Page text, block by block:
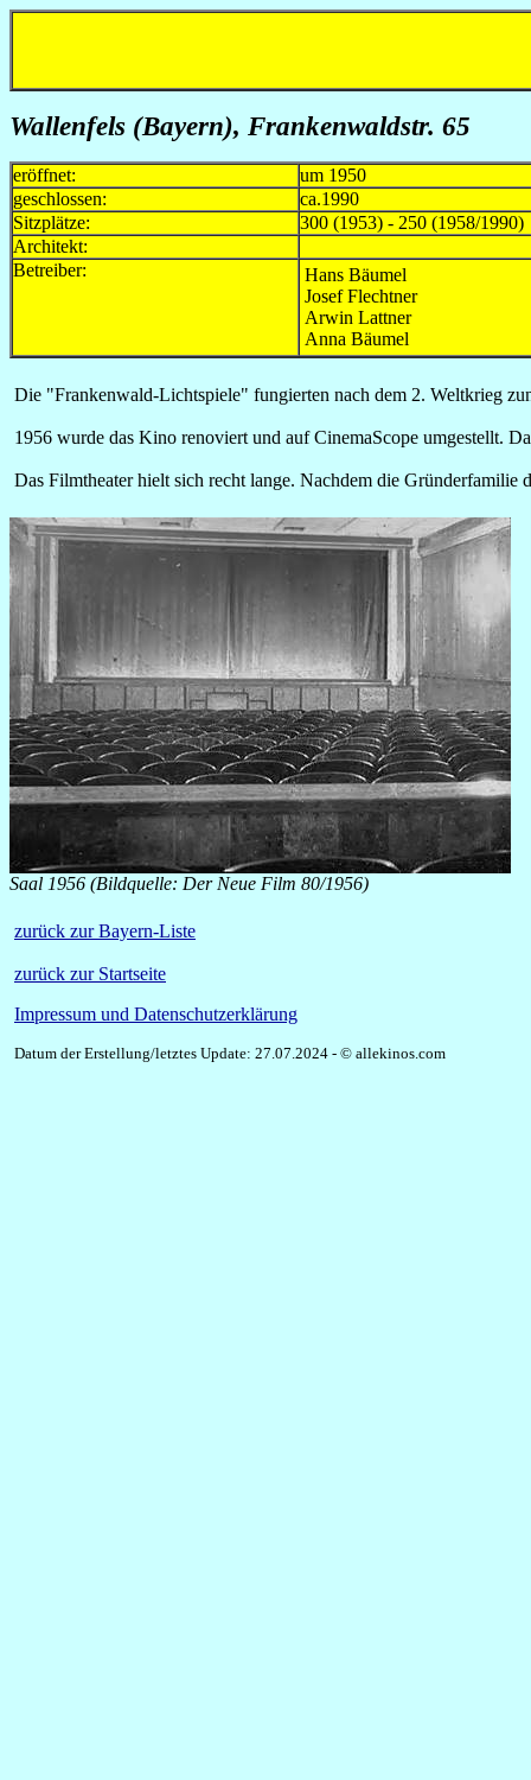
Wallenfels (Bayern), Frankenwaldstr. 65
eröffnet:
um 1950
geschlossen:
ca.1990
Sitzplätze:
300 (1953) - 250 (1958/1990)
Architekt:
Betreiber:
Hans Bäumel
Josef Flechtner
Arwin Lattner
Anna Bäumel
Die "Frankenwald-Lichtspiele" fungierten nach dem 2. Weltkrieg
1956 wurde das Kino renoviert und auf CinemaScope umgestellt.
Das Filmtheater hielt sich recht lange. Nachdem die Gründerfamilie
Saal 1956 (Bildquelle: Der Neue Film 80/1956)
zurück zur Bayern-Liste
zurück zur Startseite
Impressum und Datenschutzerklärung
Datum der Erstellung/letztes Update: 27.07.2024 - © allekinos.com